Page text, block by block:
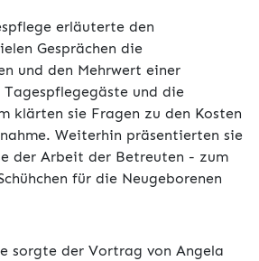
erläuterte den
Gesprächen die
und den Mehrwert einer
und die
klärten sie Fragen zu den Kosten
Weiterhin präsentierten sie
der Arbeit der Betreuten - zum
für die Neugeborenen
sorgte der Vortrag von Angela